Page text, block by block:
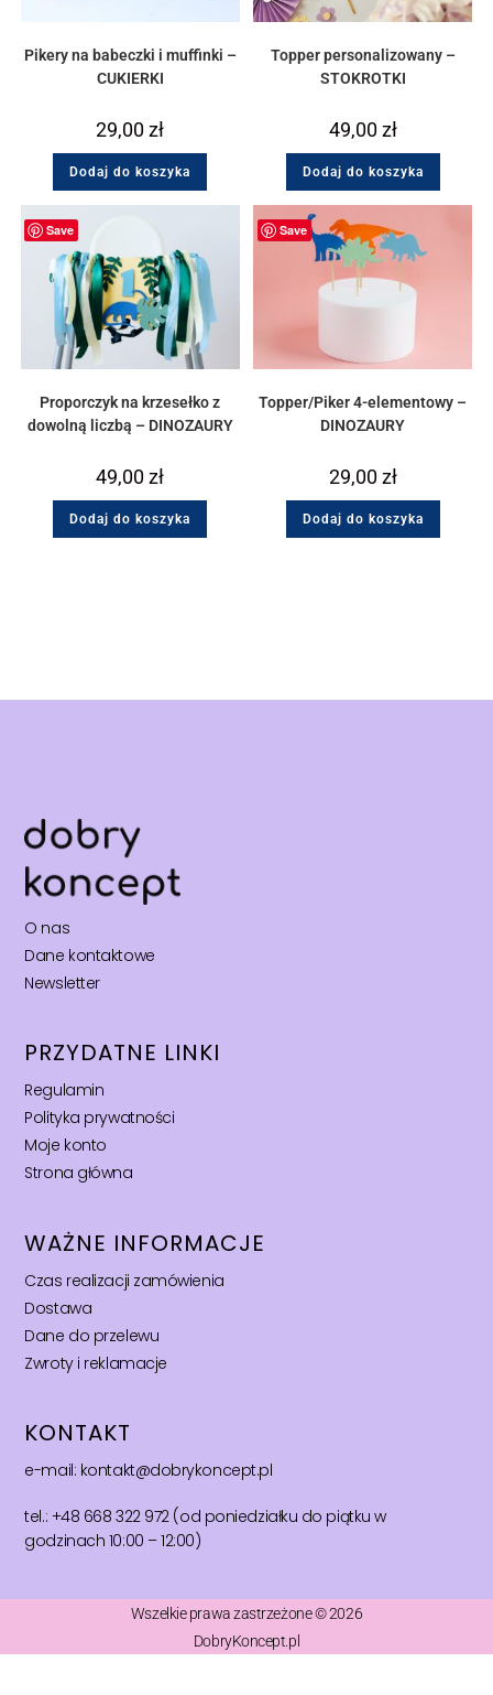
Pikery na babeczki i muffinki –
CUKIERKI
29,00zł
Dodaj do koszyka
Topper personalizowany –
STOKROTKI
49,00zł
Dodaj do koszyka
Save
Proporczyk na krzesełko z
dowolną liczbą – DINOZAURY
49,00zł
Dodaj do koszyka
Save
Topper/Piker 4-elementowy –
DINOZAURY
29,00zł
Dodaj do koszyka
O nas
Dane kontaktowe
Newsletter
PRZYDATNE LINKI
Regulamin
Polityka prywatności
Moje konto
Strona główna
WAŻNE INFORMACJE
Czas realizacji zamówienia
Dostawa
Dane do przelewu
Zwroty i reklamacje
KONTAKT
e-mail: kontakt@dobrykoncept.pl
tel.: +48 668 322 972 (od poniedziałku do piątku w
godzinach 10:00 – 12:00)
Wszelkie prawa zastrzeżone © 2026
DobryKoncept.pl